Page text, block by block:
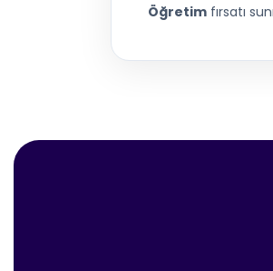
Öğretim fırsatı